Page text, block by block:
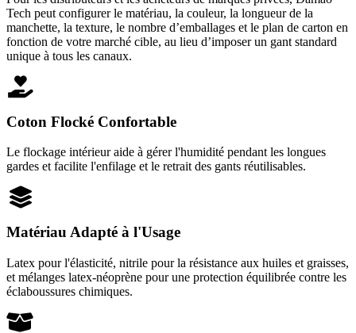
Tech peut configurer le matériau, la couleur, la longueur de la
manchette, la texture, le nombre d’emballages et le plan de carton en
fonction de votre marché cible, au lieu d’imposer un gant standard
unique à tous les canaux.
Coton Flocké Confortable
Le flockage intérieur aide à gérer l'humidité pendant les longues
gardes et facilite l'enfilage et le retrait des gants réutilisables.
Matériau Adapté à l'Usage
Latex pour l'élasticité, nitrile pour la résistance aux huiles et graisses,
et mélanges latex-néoprène pour une protection équilibrée contre les
éclaboussures chimiques.